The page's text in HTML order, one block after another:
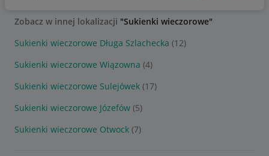
Zobacz w innej lokalizacji "Sukienki wieczorowe"
Sukienki wieczorowe Długa Szlachecka (12)
Sukienki wieczorowe Wiązowna (4)
Sukienki wieczorowe Sulejówek (17)
Sukienki wieczorowe Józefów (5)
Sukienki wieczorowe Otwock (7)